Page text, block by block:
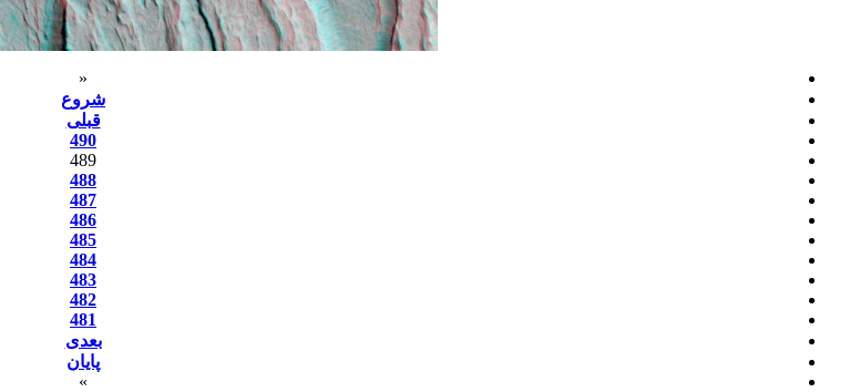
«
شروع
قبلی
490
489
488
487
486
485
484
483
482
481
بعدی
پایان
»